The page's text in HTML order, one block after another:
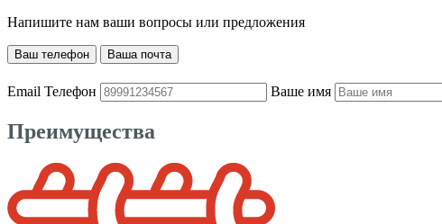
Напишите нам ваши вопросы или предложения
Ваш телефон Ваша почта
Email Телефон Ваше имя
Преимущества